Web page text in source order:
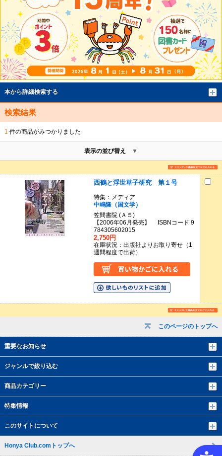
このページのトップへ
重要なお知らせ
ジャンルで絞り込む
商品カテゴリー
特集情報
このサイトについて
本から詳細検索する
検索結果
1 件の商品がみつかりました
表示の並び替え
西鶴と浮世草子研究 第１号
特集：メディア
中嶋隆（国文学）
笠間書院 (Ａ５)
【2006年06月発売】 ISBNコード 9
784305602015
2,750円
在庫状況：出版社よりお取り寄せ（1
週間程度で出荷）
Honya Club.comトップへ